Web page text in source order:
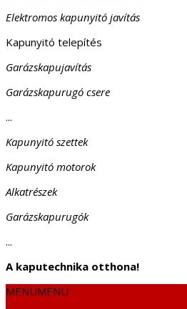
Elektromos kapunyitó javítás
Kapunyitó telepítés
Garázskapujavítás
Garázskapurugó csere
...
Kapunyitó szettek
Kapunyitó motorok
Alkatrészek
Garázskapurugók
...
A kaputechnika otthona!
MENÜMENÜ